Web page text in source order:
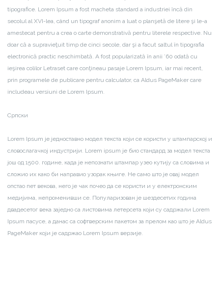
tipografice. Lorem Ipsum a fost macheta standard a industriei încă din
secolul al XVI-lea, când un tipograf anonim a luat o planşetă de litere şi le-a
amestecat pentru a crea o carte demonstrativă pentru literele respective. Nu
doar că a supravieţuit timp de cinci secole, dar şi a facut saltul în tipografia
electronică practic neschimbată. A fost popularizată în anii ’60 odată cu
ieşirea colilor Letraset care conţineau pasaje Lorem Ipsum, iar mai recent,
prin programele de publicare pentru calculator, ca Aldus PageMaker care
includeau versiuni de Lorem Ipsum.
Српски
Lorem Ipsum је једноставно модел текста који се користи у штампарској и
словослагачкој индустрији. Lorem ipsum је био стандард за модел текста
још од 1500. године, када је непознати штампар узео кутију са словима и
сложио их како би направио узорак књиге. Не само што је овај модел
опстао пет векова, него је чак почео да се користи и у електронским
медијима, непроменивши се. Популаризован је шездесетих година
двадесетог века заједно са листовима летерсета који су садржали Lorem
Ipsum пасусе, а данас са софтверским пакетом за прелом као што је Aldus
PageMaker који је садржао Lorem Ipsum верзије.